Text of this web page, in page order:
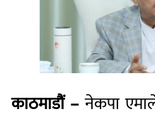
काठमाडौं –नेकपा